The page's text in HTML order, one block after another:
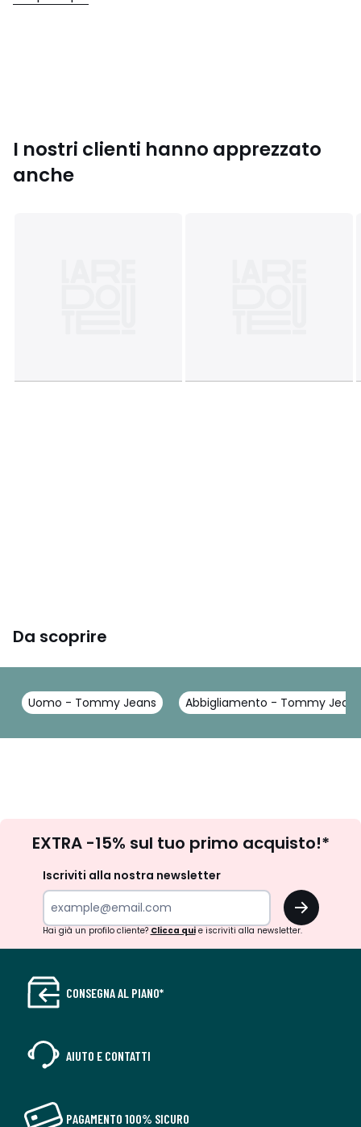
• 60% cotone, 40% poliestere
I nostri clienti hanno apprezzato
anche
Da scoprire
Uomo - Tommy Jeans Abbigliamento - Tommy Jeans
newsletter
EXTRA -15% sul tuo primo acquisto!*
Iscriviti alla nostra newsletter
OK
Hai già un profilo cliente? Clicca quie iscriviti alla newsletter.
CONSEGNA AL PIANO*
AIUTO E CONTATTI
PAGAMENTO 100% SICURO